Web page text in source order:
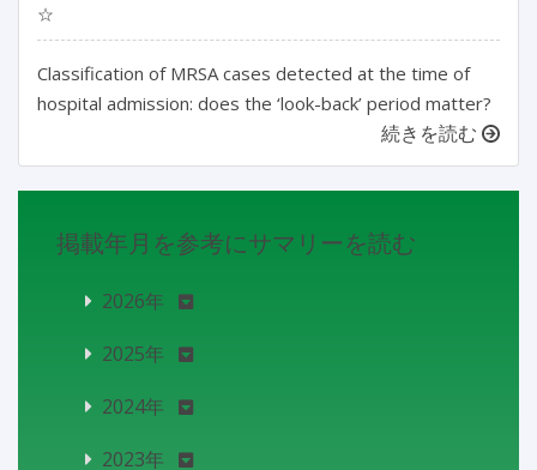
☆
Classification of MRSA cases detected at the time of
hospital admission: does the ‘look-back’ period matter?
続きを読む
掲載年月を参考にサマリーを読む
2026年
2025年
2024年
2023年